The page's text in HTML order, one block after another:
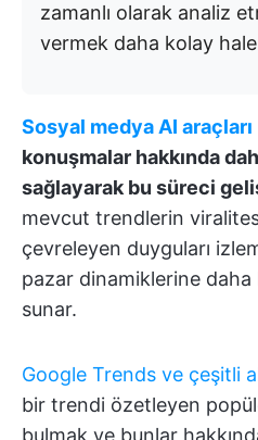
zamanlı olarak analiz
vermek daha kolay
Sosyal medya AI araçları
konuşmalar hakkında
sağlayarak bu süreci
mevcut trendlerin
çevreleyen duyguları
pazar dinamiklerine daha
sunar.
Google Trends ve çeşitli
bir trendi özetleyen